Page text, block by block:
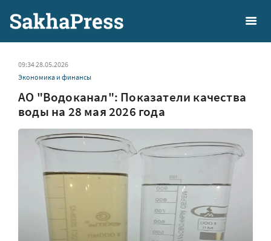
09:34 28.05.2026
Экономика и финансы
АО "Водоканал": Показатели качества
воды на 28 мая 2026 года